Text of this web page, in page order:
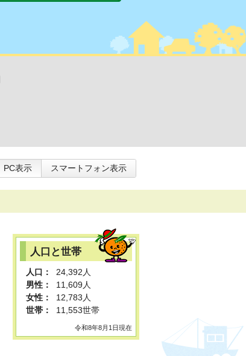
PC表示 スマートフォン表示
人口と世帯
人口：
24,392人
男性：
11,609人
女性：
12,783人
世帯：
11,553世帯
令和8年8月1日現在